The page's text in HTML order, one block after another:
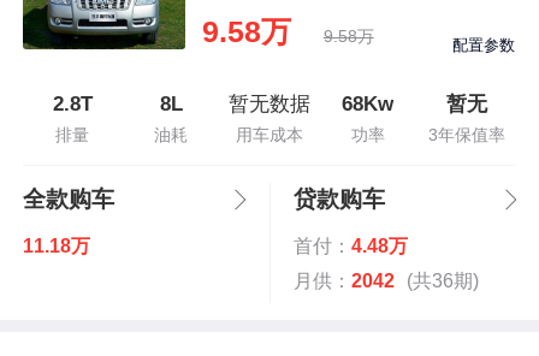
9.58万 9.58万 配置参数
2.8T
排量
8L
油耗
暂无数据
用车成本
68Kw
功率
暂无
3年保值率
全款购车
11.18万
贷款购车
首付： 4.48万
月供： 2042 (共36期)